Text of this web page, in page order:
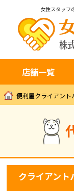
女性スタッフ
店舗一覧
便利屋クライアント
クライアン